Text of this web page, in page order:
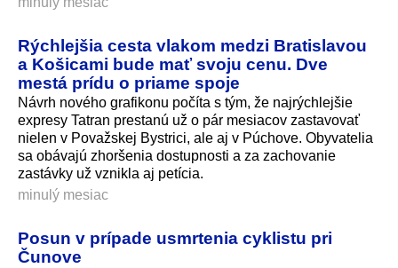
Rýchlejšia cesta vlakom medzi Bratislavou
a Košicami bude mať svoju cenu. Dve
mestá prídu o priame spoje
Návrh nového grafikonu počíta s tým, že najrýchlejšie
expresy Tatran prestanú už o pár mesiacov zastavovať
nielen v Považskej Bystrici, ale aj v Púchove. Obyvatelia
sa obávajú zhoršenia dostupnosti a za zachovanie
zastávky už vznikla aj petícia.
minulý mesiac
Posun v prípade usmrtenia cyklistu pri
Čunove